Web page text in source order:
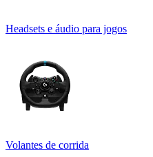
Headsets e áudio para jogos
Volantes de corrida